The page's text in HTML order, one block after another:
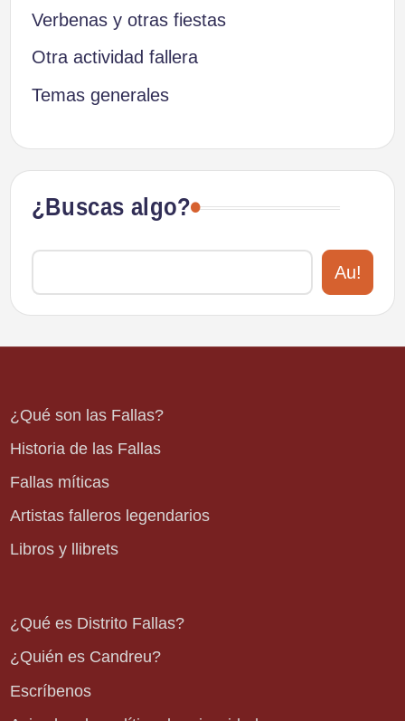
Verbenas y otras fiestas
Otra actividad fallera
Temas generales
¿Buscas algo?
Au!
¿Qué son las Fallas?
Historia de las Fallas
Fallas míticas
Artistas falleros legendarios
Libros y llibrets
¿Qué es Distrito Fallas?
¿Quién es Candreu?
Escríbenos